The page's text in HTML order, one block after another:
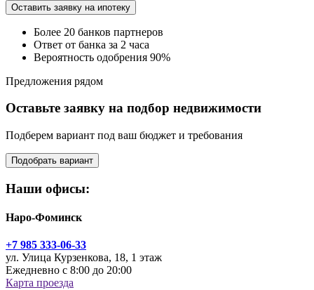
Оставить заявку на ипотеку
Более 20 банков партнеров
Ответ от банка за 2 часа
Вероятность одобрения 90%
Предложения рядом
Оставьте заявку на подбор недвижимости
Подберем вариант под ваш бюджет и требования
Подобрать вариант
Наши офисы:
Наро-Фоминск
+7 985 333-06-33
ул. Улица Курзенкова, 18, 1 этаж
Ежедневно с 8:00 до 20:00
Карта проезда